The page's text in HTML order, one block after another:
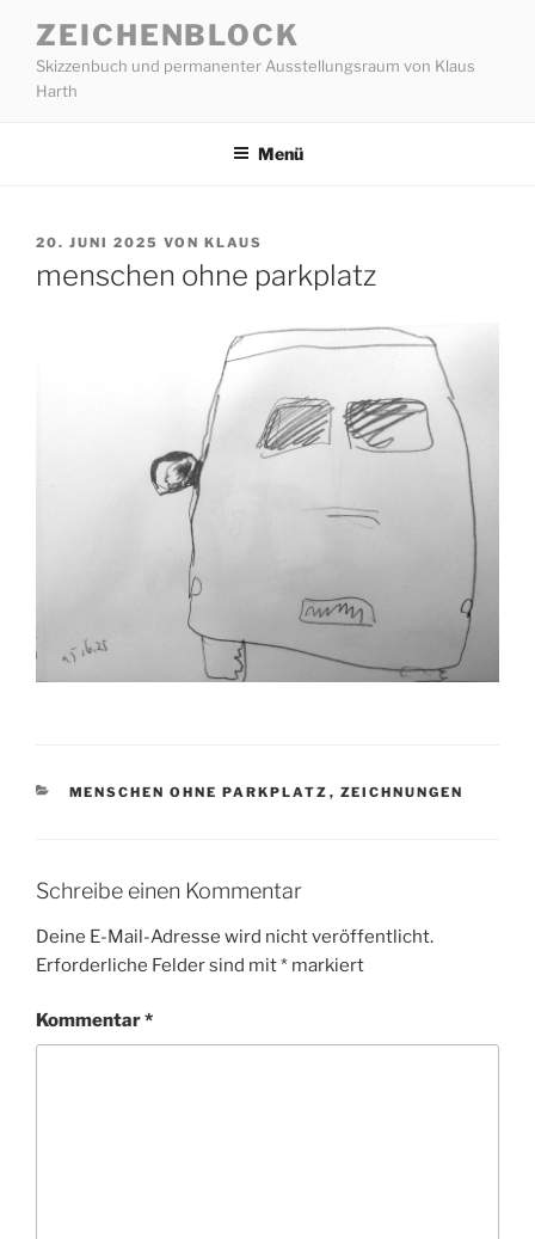
Inhalt
springen
ZEICHENBLOCK
Skizzenbuch und permanenter Ausstellungsraum von Klaus
Harth
Menü
VERÖFFENTLICHT
20. JUNI 2025 VON KLAUS
menschen ohne parkplatz
KATEGORIEN
MENSCHEN OHNE PARKPLATZ , ZEICHNUNGEN
Schreibe einen Kommentar
Deine E-Mail-Adresse wird nicht veröffentlicht.
Erforderliche Felder sind mit* markiert
Kommentar*